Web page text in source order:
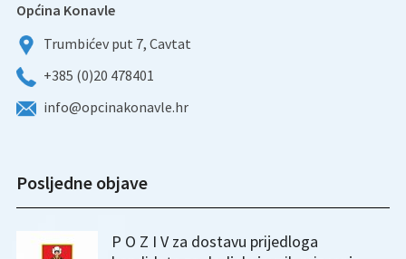
Općina Konavle
Trumbićev put 7, Cavtat
+385 (0)20 478401
info@opcinakonavle.hr
Posljedne objave
P O Z I V za dostavu prijedloga